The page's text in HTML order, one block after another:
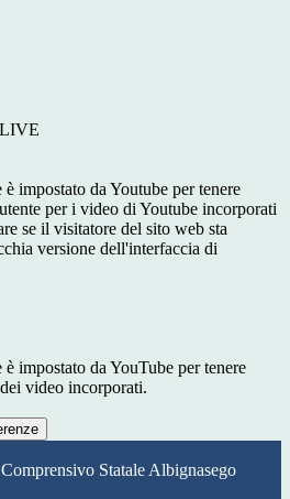
impostato da Youtube per tenere
per i video di Youtube incorporati
se il visitatore del sito web sta
versione dell'interfaccia di
impostato da YouTube per tenere
video incorporati.
Statale Albignasego